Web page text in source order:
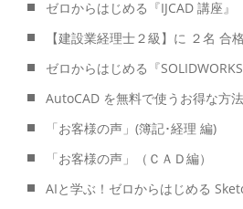
ゼロからはじめる『IJCAD 講座』
【建設業経理士２級】に ２名 合
ゼロからはじめる『SOLIDWORKS
AutoCAD を無料で使うお得な方法
「お客様の声」(簿記･経理 編)
「お客様の声」（ＣＡＤ編）
AIと学ぶ！ゼロからはじめる